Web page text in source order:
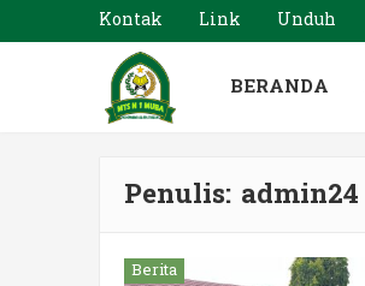
Kontak Link Unduh
BERANDA
Penulis: admin24
Berita